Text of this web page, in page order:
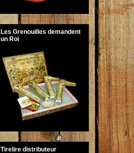
Les Grenouilles demandent
un Roi
Tirelire distributeur